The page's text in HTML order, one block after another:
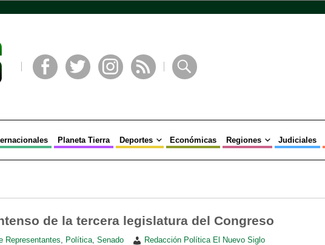
Planeta Tierra Deportes Económicas Regiones Judiciales
de la tercera legislatura del Congreso
Representantes, Política, Senado Redacción Política El Nuevo Siglo